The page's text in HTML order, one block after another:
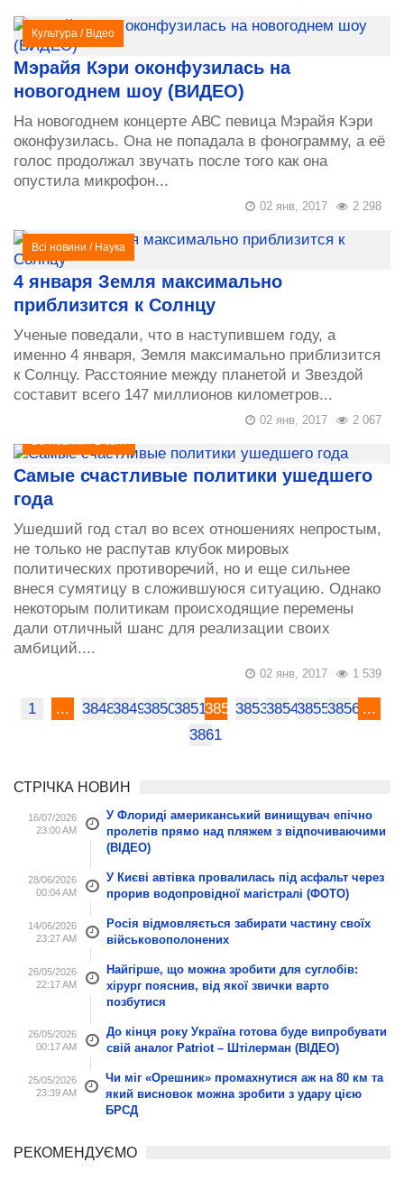
Культура / Відео
Мэрайя Кэри оконфузилась на
новогоднем шоу (ВИДЕО)
На новогоднем концерте АВС певица Мэрайя Кэри
оконфузилась. Она не попадала в фонограмму, а её
голос продолжал звучать после того как она
опустила микрофон...
2 298
02 янв, 2017
Всі новини / Наука
4 января Земля максимально
приблизится к Солнцу
Ученые поведали, что в наступившем году, а
именно 4 января, Земля максимально приблизится
к Солнцу. Расстояние между планетой и Звездой
составит всего 147 миллионов километров...
2 067
02 янв, 2017
Всі новини/В світі
Самые счастливые политики ушедшего
года
Ушедший год стал во всех отношениях непростым,
не только не распутав клубок мировых
политических противоречий, но и еще сильнее
внеся сумятицу в сложившуюся ситуацию. Однако
некоторым политикам происходящие перемены
дали отличный шанс для реализации своих
амбиций....
1 539
02 янв, 2017
1 ... 384838493850385138523853385438553856 ...
3861
СТРІЧКА НОВИН
16/07/2026
23:00 AM
У Флориді американський винищувач епічно
пролетів прямо над пляжем з відпочиваючими
(ВІДЕО)
28/06/2026
00:04 AM
У Києві автівка провалилась під асфальт через
прорив водопровідної магістралі (ФОТО)
14/06/2026
23:27 AM
Росія відмовляється забирати частину своїх
військовополонених
26/05/2026
22:17 AM
Найгірше, що можна зробити для суглобів:
хірург пояснив, від якої звички варто
позбутися
26/05/2026
00:17 AM
До кінця року Україна готова буде випробувати
свій аналог Patriot – Штілерман (ВІДЕО)
25/05/2026
23:39 AM
Чи міг «Орешник» промахнутися аж на 80 км та
який висновок можна зробити з удару цією
БРСД
РЕКОМЕНДУЄМО